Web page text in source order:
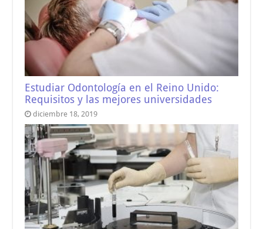
Estudiar Odontología en el Reino Unido:
Requisitos y las mejores universidades
diciembre 18, 2019